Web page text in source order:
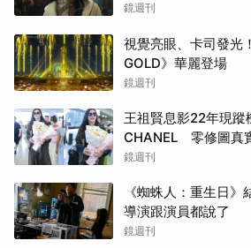
鏡週刊
視覺亮眼、卡司發光
GOLD》華麗登場
鏡週刊
王祖賢息影22年現
CHANEL 零修圖真
鏡週刊
《蜘蛛人：重生日
導演跟演員都說了
鏡週刊